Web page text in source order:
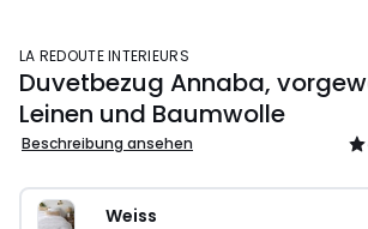
LA REDOUTE INTERIEURS
Duvetbezug Annaba,
Leinen und Baumwolle
Beschreibung ansehen
Weiss